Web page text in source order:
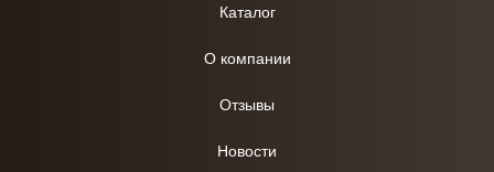
Каталог
О компании
Отзывы
Новости